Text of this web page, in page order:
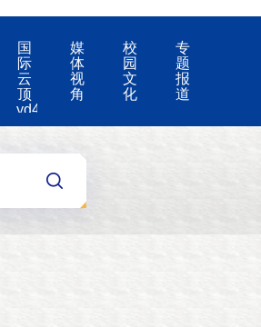
国
际
云
顶
yd4008
的
告
媒
体
视
角
校
园
文
化
专
题
报
道